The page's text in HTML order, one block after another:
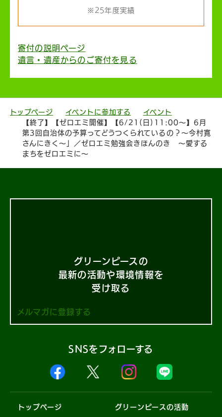
※25年度実績
寄付の説明ページ
遺言・遺産からのご寄付を見る
トップページ イベントに参加する
イベント
【終了】【ゼロエミ開催】【6/21(日)11:00〜】6月
第3回自治体の予算ってどうつくられているの？〜今村寛
さんにきく〜」／ゼロエミ勉強会きほんのき 〜愛する
まちをゼロエミに〜
グリーンピースの
最新の活動や環境情報を
受け取る
メルマガに登録する
SNSをフォローする
トップページ グリーンピースの活動